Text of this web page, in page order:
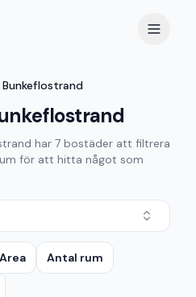
Bunkeflostrand
har 7 bostäder att filtrera
för att hitta något som
Area Antal rum